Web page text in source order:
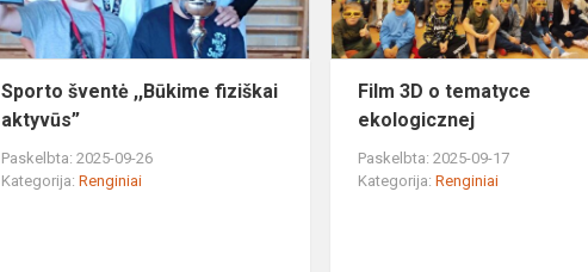
Sporto šventė ,,Būkime fiziškai
aktyvūs”
Paskelbta: 2025-09-26
Kategorija:Renginiai
Film 3D o tematyce
ekologicznej
Paskelbta: 2025-09-17
Kategorija:Renginiai